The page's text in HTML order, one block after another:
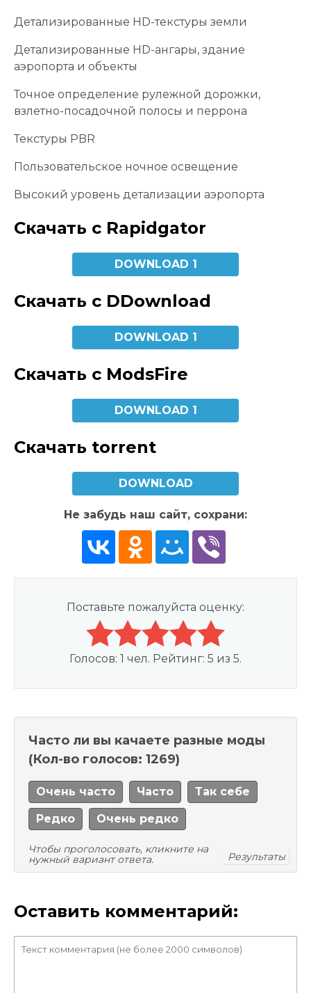
Детализированные HD-текстуры земли
Детализированные HD-ангары, здание
аэропорта и объекты
Точное определение рулежной дорожки,
взлетно-посадочной полосы и перрона
Текстуры PBR
Пользовательское ночное освещение
Высокий уровень детализации аэропорта
Скачать с Rapidgator
DOWNLOAD 1
Скачать с DDownload
DOWNLOAD 1
Скачать с ModsFire
DOWNLOAD 1
Скачать torrent
DOWNLOAD
Не забудь наш сайт, сохрани:
Поставьте пожалуйста оценку:
Голосов: 1 чел. Рейтинг: 5 из 5.
Часто ли вы качаете разные моды
(Кол-во голосов: 1269)
Очень часто Часто Так себе
Редко Очень редко
Чтобы проголосовать, кликните на
нужный вариант ответа.
Результаты
Оставить комментарий: